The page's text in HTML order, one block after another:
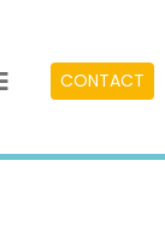
CONTACT